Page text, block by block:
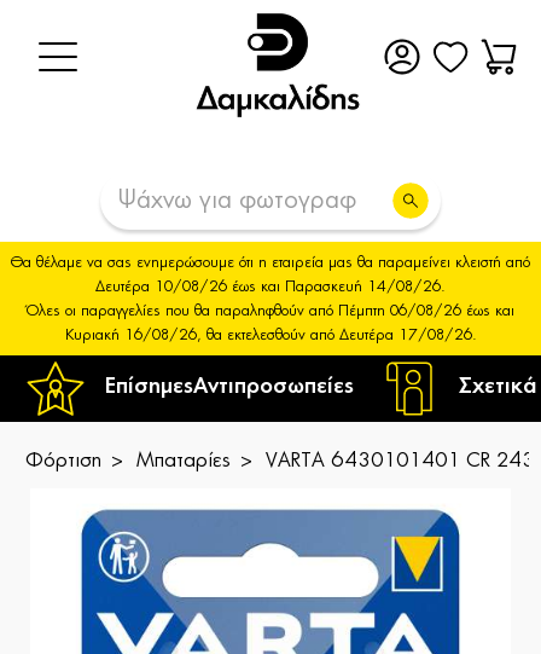
ΕπίσημεςΑντιπροσωπείες
Θα θέλαμε να σας ενημερώσουμε ότι η εταιρεία μας θα παραμείνει κλειστή από
Δευτέρα 10/08/26 έως και Παρασκευή 14/08/26.
Όλες οι παραγγελίες που θα παραληφθούν από Πέμπτη 06/08/26 έως και
Κυριακή 16/08/26, θα εκτελεσθούν από Δευτέρα 17/08/26.
Φόρτιση Μπαταρίες VARTA 6430101401 CR 2430